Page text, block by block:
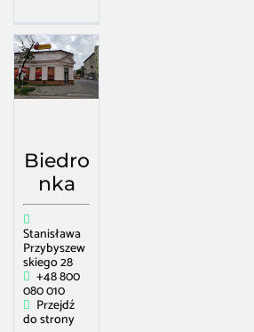
Biedro
nka
Stanisława
Przybyszew
skiego 28
+48 800
080 010
Przejdź
do strony